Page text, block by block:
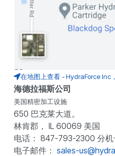
在地图上查看 - HydraForce Inc
海德拉福斯公司
美国精密加工设施
650 巴克莱大道。
林肯郡， IL 60069 美国
电话： 847-793-2300 分
电子邮件： sales-